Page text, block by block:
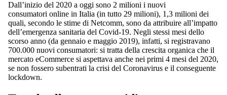
Dall’inizio del 2020 a oggi sono 2 milioni i nuovi
consumatori online in Italia (in tutto 29 milioni), 1,3 milioni dei
quali, secondo le stime di Netcomm, sono da attribuire all’impatto
dell’emergenza sanitaria del Covid-19. Negli stessi mesi dello
scorso anno (da gennaio e maggio 2019), infatti, si registravano
700.000 nuovi consumatori: si tratta della crescita organica che il
mercato eCommerce si aspettava anche nei primi 4 mesi del 2020,
se non fossero subentrati la crisi del Coronavirus e il conseguente
lockdown.